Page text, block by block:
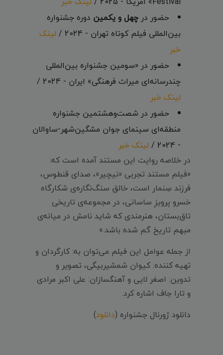
حضور در چهل و یکمین دوره جشنواره
بین‌المللی فیلم کوتاه تهران - 2024 /
لینک
خبر
حضور در «سومین جشنواره بین‌المللی
چندرسانه‌ای میراث‌ فرهنگی» ایران - 2024 /
لینک خبر
حضور در شصت‌و‌هشتمین جشنواره
منطقه‌ای سینمای جوان مشگین‌شهر-ساوالان
- 2024 /
لینک خبر
در خلاصه روایت این مستند آمده است که:
«فیلم مستند تجربی «نیچیر»، صدای قنطوس،
فرزند سِنمار است، خالق سنگ‌نگاره‌ی شکارگاه
خسرو پرویزِ ساسانی، در مجموعه‌ی تاریخی
تاق‌بستان، هنرمندی که شاید نامش در میانه‌ی
مبهم تاریخ گم شده باشد.»
از جمله عوامل این فیلم می‌توان به: کارگردان و
تهیه کننده: کیوان شمشیربیگی، تصویر و
تدوین: اصغر لایی و آهنگسازان: علی اکبر مرادی
و تارا جاف اشاره کرد.
دانلود ژورنال جشنواره (دانلود)